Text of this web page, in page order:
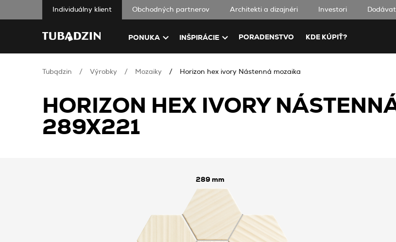
Individuálny klient Obchodných partnerov Architekti a dizajnéri Investori
PONUKA INŠPIRÁCIE PORADENSTVO KDE KÚPIŤ?
Tubądzin Výrobky Mozaiky Horizon hex ivory Nástenná mozaika
HORIZON HEX IVORY
289X221
289